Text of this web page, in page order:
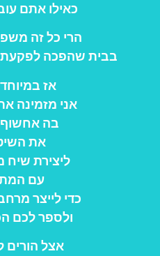
כאילו אתם
הרי כל זה
בבית שהפכה לפקעת
אז
אני מזמינה
בה אחשוף
את
ליצירת שיח
עם
כדי לייצר
ולספר לכם
אצל הורים